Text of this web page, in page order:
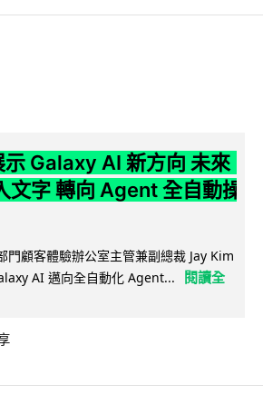
Galaxy AI 新方向 未來
文字 轉向 Agent 全自動操
顧客體驗辦公室主管兼副總裁 Jay Kim
AI 邁向全自動化 Agent...
閱讀全